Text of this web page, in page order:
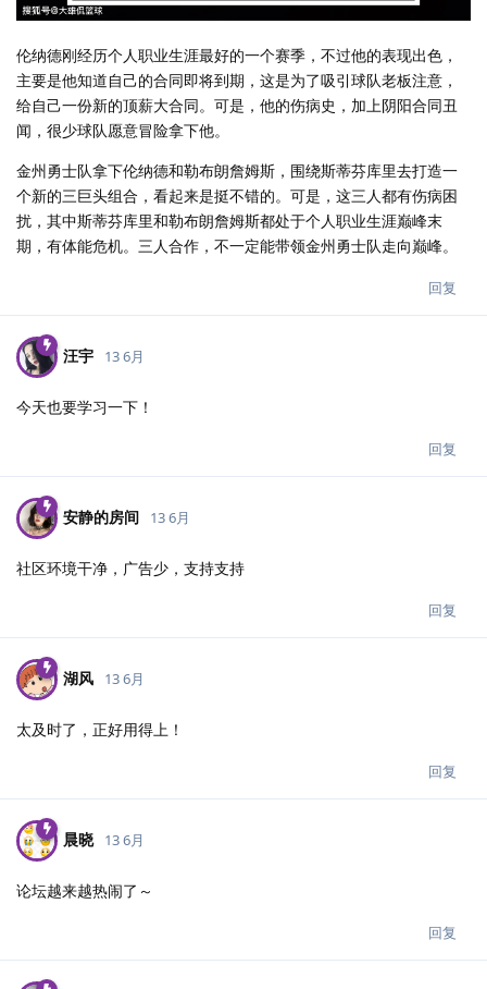
伦纳德刚经历个人职业生涯最好的一个赛季，不过他的表现出色，
主要是他知道自己的合同即将到期，这是为了吸引球队老板注意，
给自己一份新的顶薪大合同。可是，他的伤病史，加上阴阳合同丑
闻，很少球队愿意冒险拿下他。
金州勇士队拿下伦纳德和勒布朗詹姆斯，围绕斯蒂芬库里去打造一
个新的三巨头组合，看起来是挺不错的。可是，这三人都有伤病困
扰，其中斯蒂芬库里和勒布朗詹姆斯都处于个人职业生涯巅峰末
期，有体能危机。三人合作，不一定能带领金州勇士队走向巅峰。
回复
汪宇 13 6月
今天也要学习一下！
回复
安静的房间 13 6月
社区环境干净，广告少，支持支持
回复
湖风 13 6月
太及时了，正好用得上！
回复
晨晓 13 6月
论坛越来越热闹了～
回复